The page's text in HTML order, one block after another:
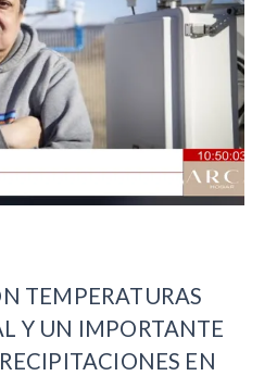
TEMPERATURAS
Y UN IMPORTANTE
EN